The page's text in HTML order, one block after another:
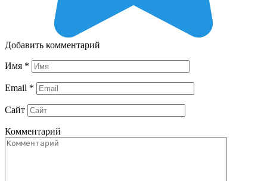
Добавить комментарий
Имя *
Email *
Сайт
Комментарий